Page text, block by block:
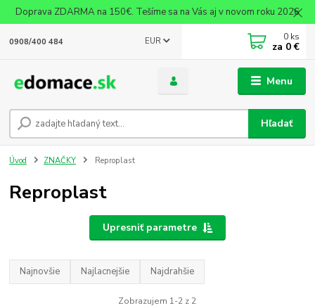
Doprava ZDARMA na 150€. Tešíme sa na Vás aj v novom roku 2026
Menu
EUR
Hľadať
0908/400 484 0 ks
za 0 €
Úvod ZNAČKY Reproplast
Reproplast
Upresniť parametre
Najnovšie Najlacnejšie Najdrahšie
Zobrazujem 1-2 z 2